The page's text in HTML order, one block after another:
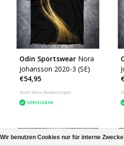
Odin Sportswear Nora
Johansson 2020-3 (SE)
€54,95
Noch keine Bewertungen
VERFÜGBAR
Wir benutzen Cookies nur für interne